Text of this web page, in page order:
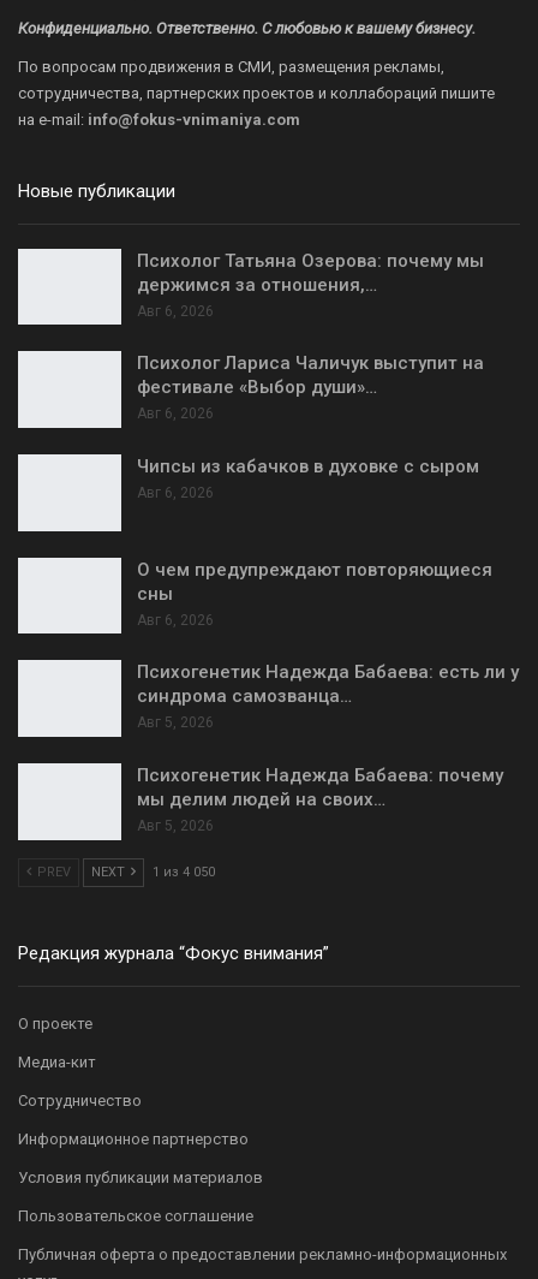
Конфиденциально. Ответственно. С любовью к вашему бизнесу.
По вопросам продвижения в СМИ, размещения рекламы,
сотрудничества, партнерских проектов и коллабораций пишите
на e-mail: info@fokus-vnimaniya.com
Новые публикации
Психолог Татьяна Озерова: почему мы
держимся за отношения,…
Авг 6, 2026
Психолог Лариса Чаличук выступит на
фестивале «Выбор души»…
Авг 6, 2026
Чипсы из кабачков в духовке с сыром
Авг 6, 2026
О чем предупреждают повторяющиеся
сны
Авг 6, 2026
Психогенетик Надежда Бабаева: есть ли у
синдрома самозванца…
Авг 5, 2026
Психогенетик Надежда Бабаева: почему
мы делим людей на своих…
Авг 5, 2026
PREV NEXT 1 из 4 050
Редакция журнала “Фокус внимания”
О проекте
Медиа-кит
Сотрудничество
Информационное партнерство
Условия публикации материалов
Пользовательское соглашение
Публичная оферта о предоставлении рекламно-информационных